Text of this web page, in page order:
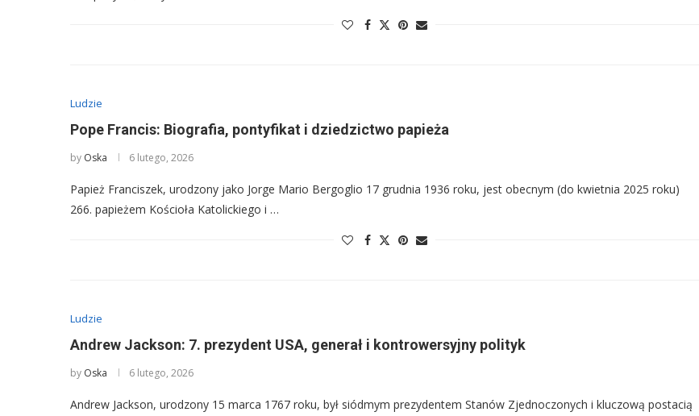
Ludzie
Pope Francis: Biografia, pontyfikat i dziedzictwo papieża
by Oska 6 lutego, 2026
Papież Franciszek, urodzony jako Jorge Mario Bergoglio 17 grudnia 1936 roku, jest obecnym (do kwietnia 2025 roku)
266. papieżem Kościoła Katolickiego i …
Ludzie
Andrew Jackson: 7. prezydent USA, generał i kontrowersyjny polityk
by Oska 6 lutego, 2026
Andrew Jackson, urodzony 15 marca 1767 roku, był siódmym prezydentem Stanów Zjednoczonych i kluczową postacią